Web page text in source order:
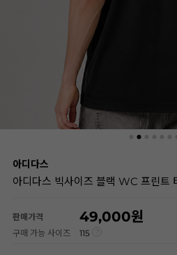
아디다스
아디다스 빅사이즈 블랙 WC 프린트
판매가격 49,000
구매 가능 사이즈 115